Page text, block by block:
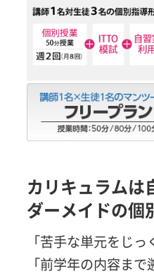
カリキュラムは
ダーメイドの個
「苦手な単元をじっ
「前学年の内容まで